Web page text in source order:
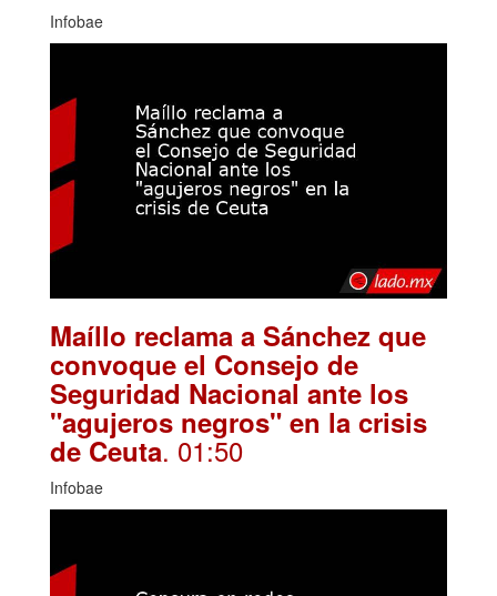
Infobae
Maíllo reclama a Sánchez que
convoque el Consejo de
Seguridad Nacional ante los
"agujeros negros" en la crisis
de Ceuta. 01:50
Infobae